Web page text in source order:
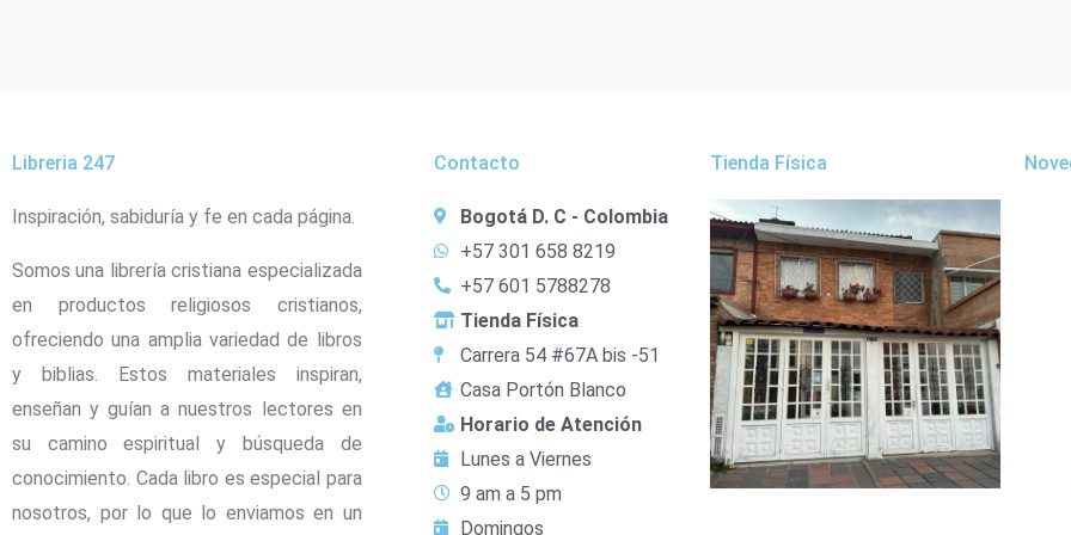
Libreria 247
Inspiración, sabiduría y fe en cada página.
Somos una librería cristiana especializada
en productos religiosos cristianos,
ofreciendo una amplia variedad de libros
y biblias. Estos materiales inspiran,
enseñan y guían a nuestros lectores en
su camino espiritual y búsqueda de
conocimiento. Cada libro es especial para
nosotros, por lo que lo enviamos en un
Contacto
Bogotá D. C - Colombia
+57 301 658 8219
+57 601 5788278
Tienda Física
Carrera 54 #67A bis -51
Casa Portón Blanco
Horario de Atención
Lunes a Viernes
9 am a 5 pm
Domingos
Tienda Física